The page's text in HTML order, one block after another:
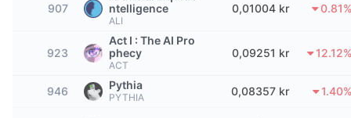
Prediktionsmarknader
Trendande
Nytt
Krypto-ETF:er
Bitcoin ETF:er
Marknadsplats för färdigheter
CMC MCP
Webbplatskomponenter
907
ntelligence
ALI
0,01004 kr
923
Act I : The AI Pro
phecy
ACT
0,09251 kr
946 Pythia
PYTHIA 0,08357 kr